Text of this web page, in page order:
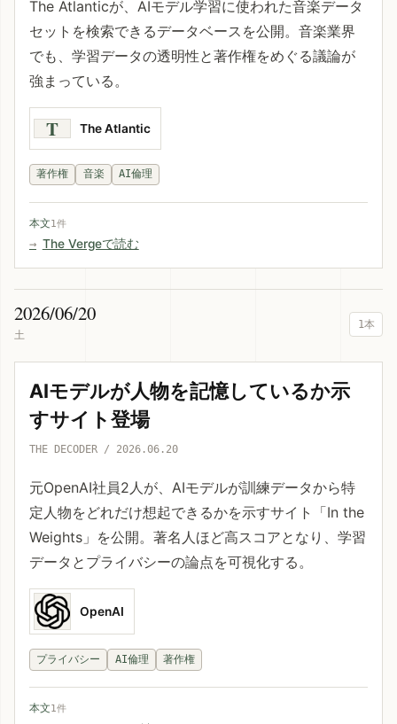
The Atlanticが、AIモデル学習に使われた音楽データ
セットを検索できるデータベースを公開。音楽業界
でも、学習データの透明性と著作権をめぐる議論が
強まっている。
T The Atlantic
著作権 音楽 AI倫理
本文1件
The Vergeで読む
2026/06/20
土
1本
AIモデルが人物を記憶しているか示
すサイト登場
THE DECODER / 2026.06.20
元OpenAI社員2人が、AIモデルが訓練データから特
定人物をどれだけ想起できるかを示すサイト「In the
Weights」を公開。著名人ほど高スコアとなり、学習
データとプライバシーの論点を可視化する。
OpenAI
プライバシー AI倫理 著作権
本文1件